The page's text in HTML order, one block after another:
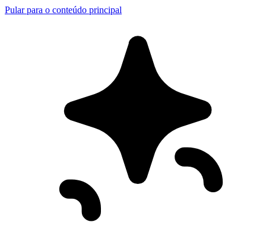
Pular para o conteúdo principal